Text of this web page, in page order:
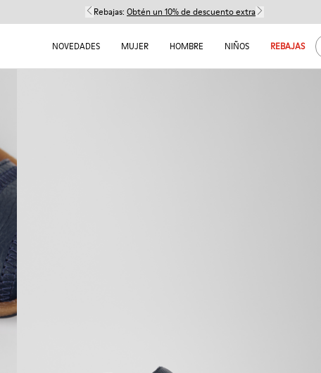
Rebajas: Obtén un 10% de descuento extra
NOVEDADES MUJER HOMBRE NIÑOS REBAJAS